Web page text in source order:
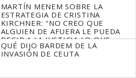
MARTÍN MENEM SOBRE LA
ESTRATEGIA DE CRISTINA
KIRCHNER: "NO CREO QUE
ALGUIEN DE AFUERA LE PUEDA
DECIR A LA JUSTICIA LO QUE
TIENE QUE HACER"
QUÉ DIJO BARDEM DE LA
INVASIÓN DE CEUTA